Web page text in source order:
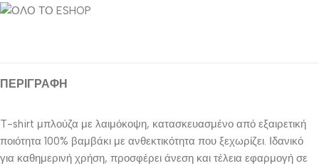
ΠΕΡΙΓΡΑΦΉ
T-shirt μπλούζα με λαιμόκοψη, κατασκευασμένο από εξαιρετική
ποιότητα 100% βαμβάκι με ανθεκτικότητα που ξεχωρίζει. Ιδανικό
για καθημερινή χρήση, προσφέρει άνεση και τέλεια εφαρμογή σε